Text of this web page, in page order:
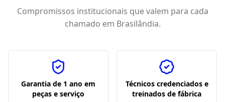
Compromissos institucionais que valem para cada
chamado em Brasilândia.
Garantia de 1 ano em
peças e serviço
Técnicos credenciados e
treinados de fábrica